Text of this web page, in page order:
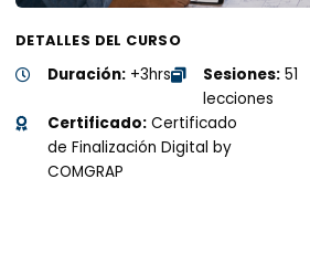
DETALLES DEL CURSO
Duración: +3hrs Sesiones:51
lecciones
Certificado:Certificado
de Finalización Digital by
COMGRAP